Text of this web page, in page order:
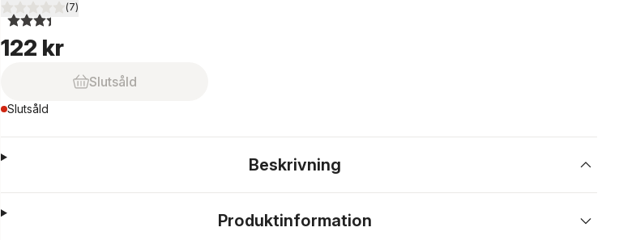
3,4utav 5 stjärnor. Totalt antal röster:
(7)
122 kr
Slutsåld
Slutsåld
Beskrivning
Produktinformation